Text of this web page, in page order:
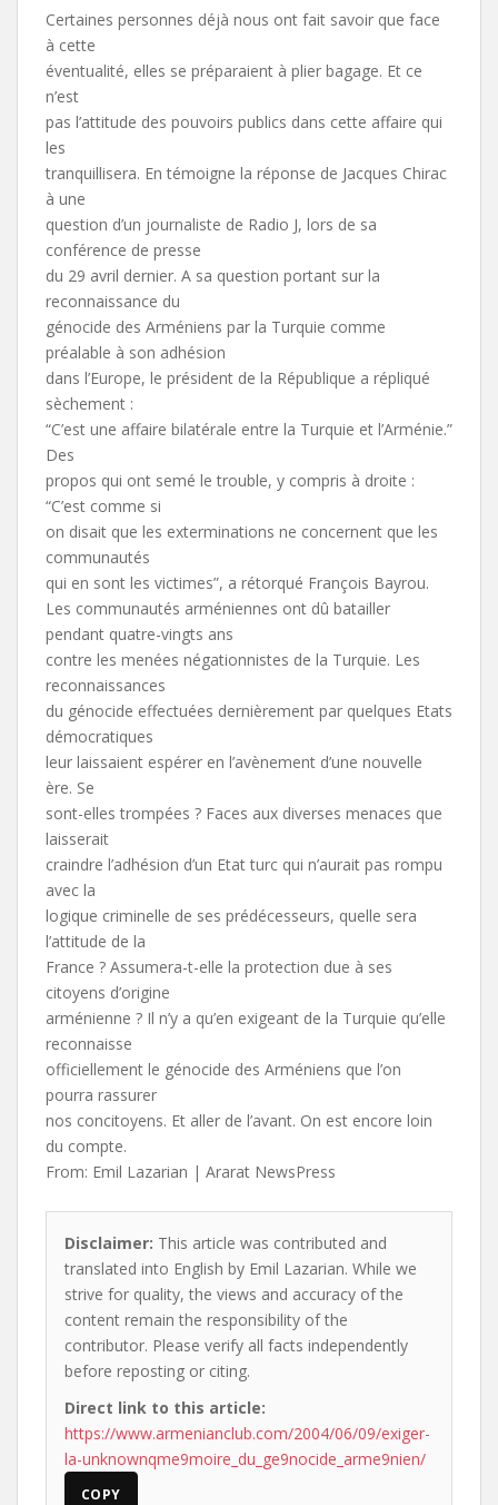
Certaines personnes déjà nous ont fait savoir que face
à cette
éventualité, elles se préparaient à plier bagage. Et ce
n’est
pas l’attitude des pouvoirs publics dans cette affaire qui
les
tranquillisera. En témoigne la réponse de Jacques Chirac
à une
question d’un journaliste de Radio J, lors de sa
conférence de presse
du 29 avril dernier. A sa question portant sur la
reconnaissance du
génocide des Arméniens par la Turquie comme
préalable à son adhésion
dans l’Europe, le président de la République a répliqué
sèchement :
“C’est une affaire bilatérale entre la Turquie et l’Arménie.”
Des
propos qui ont semé le trouble, y compris à droite :
“C’est comme si
on disait que les exterminations ne concernent que les
communautés
qui en sont les victimes”, a rétorqué François Bayrou.
Les communautés arméniennes ont dû batailler
pendant quatre-vingts ans
contre les menées négationnistes de la Turquie. Les
reconnaissances
du génocide effectuées dernièrement par quelques Etats
démocratiques
leur laissaient espérer en l’avènement d’une nouvelle
ère. Se
sont-elles trompées ? Faces aux diverses menaces que
laisserait
craindre l’adhésion d’un Etat turc qui n’aurait pas rompu
avec la
logique criminelle de ses prédécesseurs, quelle sera
l’attitude de la
France ? Assumera-t-elle la protection due à ses
citoyens d’origine
arménienne ? Il n’y a qu’en exigeant de la Turquie qu’elle
reconnaisse
officiellement le génocide des Arméniens que l’on
pourra rassurer
nos concitoyens. Et aller de l’avant. On est encore loin
du compte.
From: Emil Lazarian | Ararat NewsPress
Disclaimer: This article was contributed and
translated into English by Emil Lazarian. While we
strive for quality, the views and accuracy of the
content remain the responsibility of the
contributor. Please verify all facts independently
before reposting or citing.
Direct link to this article:
https://www.armenianclub.com/2004/06/09/exiger-
la-unknownqme9moire_du_ge9nocide_arme9nien/
COPY